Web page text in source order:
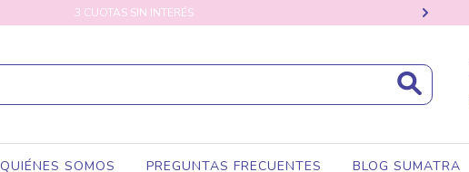
3 CUOTAS SIN INTERÉS
QUIÉNES SOMOS PREGUNTAS FRECUENTES BLOG SUMATRA